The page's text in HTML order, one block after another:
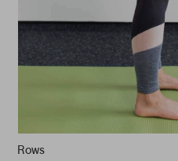
Rows